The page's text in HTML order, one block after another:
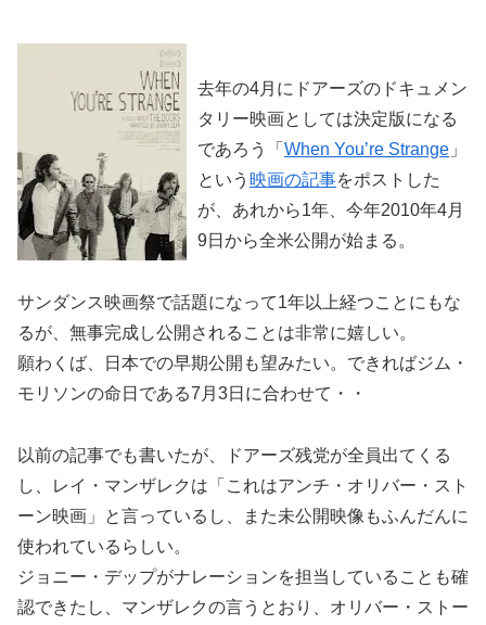
去年の4月にドアーズのドキュメン
タリー映画としては決定版になる
であろう「 When You’re Strange 」
という 映画の記事をポストした
が、あれから1年、今年2010年4月
9日から全米公開が始まる。
サンダンス映画祭で話題になって1年以上経つことにもな
るが、無事完成し公開されることは非常に嬉しい。
願わくば、日本での早期公開も望みたい。できればジム・
モリソンの命日である7月3日に合わせて・・
以前の記事でも書いたが、ドアーズ残党が全員出てくる
し、レイ・マンザレクは「これはアンチ・オリバー・スト
ーン映画」と言っているし、また未公開映像もふんだんに
使われているらしい。
ジョニー・デップがナレーションを担当していることも確
認できたし、マンザレクの言うとおり、オリバー・ストー